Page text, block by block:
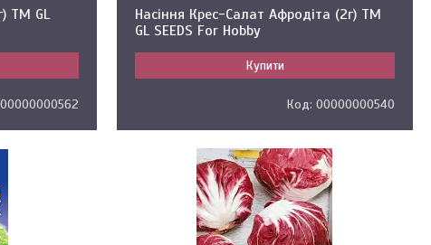
ТМ GL
00000000562
Насіння Крес-Салат Афродіта (2г) ТМ
GL SEEDS For Hobby
Купити
00000000540